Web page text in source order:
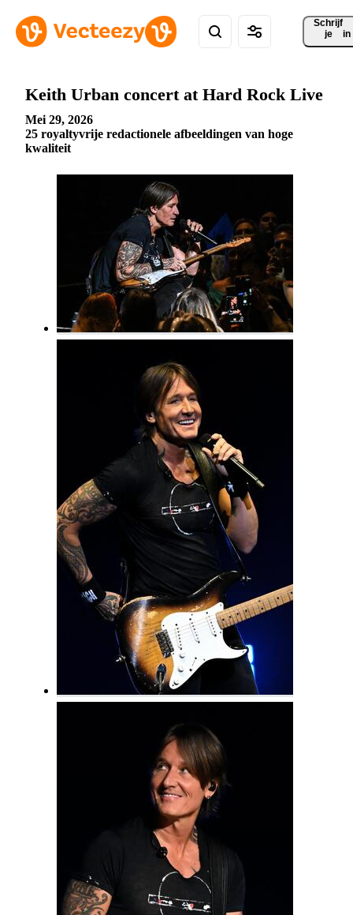
Schrijf
je
in
Keith Urban concert at Hard Rock Live
Mei 29, 2026
25 royaltyvrije redactionele afbeeldingen van hoge
kwaliteit